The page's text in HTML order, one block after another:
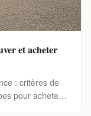
et acheter
: critères de
pour acheter